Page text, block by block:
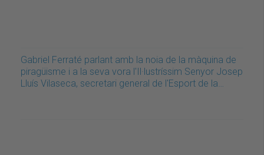
Gabriel Ferraté parlant amb la noia de la màquina de
piragüisme i a la seva vora l'Il·lustríssim Senyor Josep
Lluís Vilaseca, secretari general de l'Esport de la…